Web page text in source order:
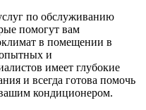
по обслуживанию
помогут вам
в помещении в
и
имеет глубокие
и всегда готова помочь
кондиционером.